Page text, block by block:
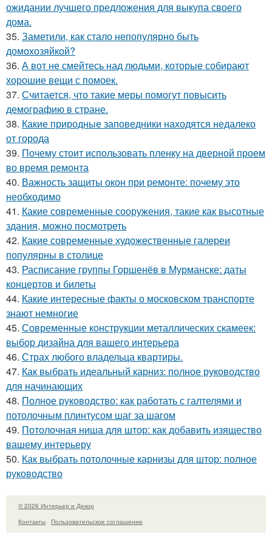
ожидании лучшего предложения для выкупа своего
дома.
35. Заметили, как стало непопулярно быть
домохозяйкой?
36. А вот не смейтесь над людьми, которые собирают
хорошие вещи с помоек.
37. Считается, что такие меры помогут повысить
демографию в стране.
38. Какие природные заповедники находятся недалеко
от города
39. Почему стоит использовать пленку на дверной проем
во время ремонта
40. Важность защиты окон при ремонте: почему это
необходимо
41. Какие современные сооружения, такие как высотные
здания, можно посмотреть
42. Какие современные художественные галереи
популярны в столице
43. Расписание группы Горшенёв в Мурманске: даты
концертов и билеты
44. Какие интересные факты о московском транспорте
знают немногие
45. Современные конструкции металлических скамеек:
выбор дизайна для вашего интерьера
46. Страх любого владельца квартиры.
47. Как выбрать идеальный карниз: полное руководство
для начинающих
48. Полное руководство: как работать с галтелями и
потолочным плинтусом шаг за шагом
49. Потолочная ниша для штор: как добавить изящество
вашему интерьеру
50. Как выбрать потолочные карнизы для штор: полное
руководство
© 2026 Интерьер и Декор
Контакты
Пользовательское соглашение